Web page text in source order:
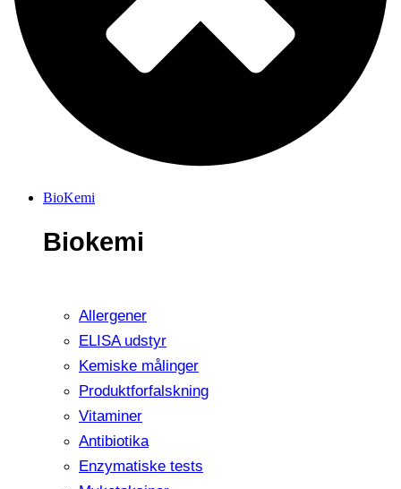
BioKemi
Biokemi
Allergener
ELISA udstyr
Kemiske målinger
Produktforfalskning
Vitaminer
Antibiotika
Enzymatiske tests